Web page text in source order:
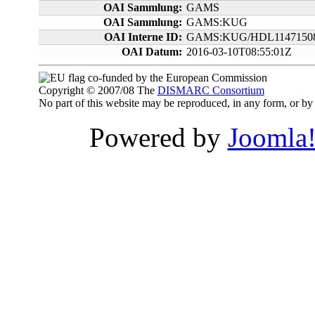
OAI Sammlung: GAMS
OAI Sammlung: GAMS:KUG
OAI Interne ID: GAMS:KUG/
OAI Datum: 2016-03-10T08:55:01Z
co-funded by the European Commission
Copyright © 2007/08 The DISMARC Consortium
No part of this website may be reproduced, in any form, or
Powered by